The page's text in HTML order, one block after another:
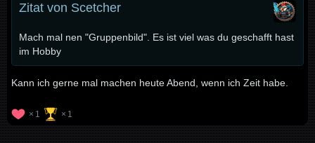
Zitat von Scetcher
Mach mal nen "Gruppenbild". Es ist viel was du geschafft hast
im Hobby
Kann ich gerne mal machen heute Abend, wenn ich Zeit habe.
1 1